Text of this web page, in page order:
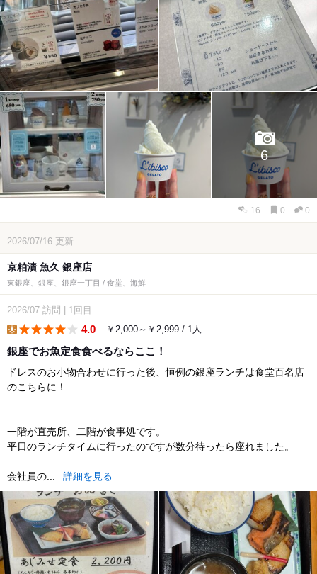
6
16 0 0
2026/07/16 更新
京粕漬 魚久 銀座店
東銀座、銀座、銀座一丁目 / 食堂、海鮮
2026/07 訪問 1回目
4.0 ￥2,000～￥2,999 / 1人
銀座でお魚定食食べるならここ！
ドレスのお小物合わせに行った後、恒例の銀座ランチは食堂百名店
のこちらに！
一階が直売所、二階が食事処です。
平日のランチタイムに行ったのですが数分待ったら座れました。
会社員の... 詳細を見る